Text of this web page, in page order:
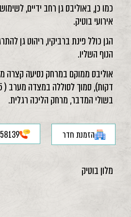
כמו כן, באוליבס גן רחב ידיים,
אירועי בוטיק.
הגן כולל פינת ברביקיו, ריהוט גן
הנוף השליו.
בשולי המדבר, מרחק הליכה רגלית.
הזמנת חדר
מלון בוטיק